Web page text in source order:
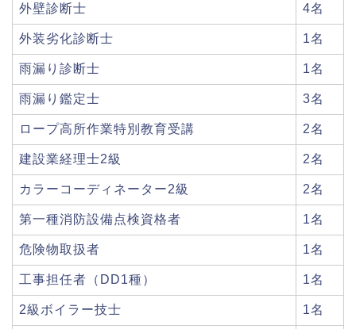
外壁診断士 4名
外装劣化診断士 1名
雨漏り診断士 1名
雨漏り鑑定士 3名
ロープ高所作業特別教育受講 2名
建設業経理士2級 2名
カラーコーディネーター2級 2名
第一種消防設備点検資格者 1名
危険物取扱者 1名
工事担任者（DD1種） 1名
2級ボイラー技士 1名